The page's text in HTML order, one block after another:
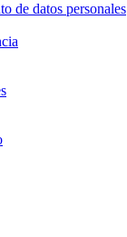
de datos personales